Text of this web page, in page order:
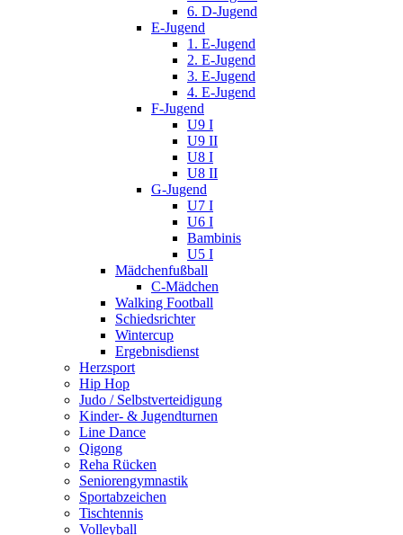
6. D-Jugend
E-Jugend
1. E-Jugend
2. E-Jugend
3. E-Jugend
4. E-Jugend
F-Jugend
U9 I
U9 II
U8 I
U8 II
G-Jugend
U7 I
U6 I
Bambinis
U5 I
Mädchenfußball
C-Mädchen
Walking Football
Schiedsrichter
Wintercup
Ergebnisdienst
Herzsport
Hip Hop
Judo / Selbstverteidigung
Kinder- & Jugendturnen
Line Dance
Qigong
Reha Rücken
Seniorengymnastik
Sportabzeichen
Tischtennis
Volleyball